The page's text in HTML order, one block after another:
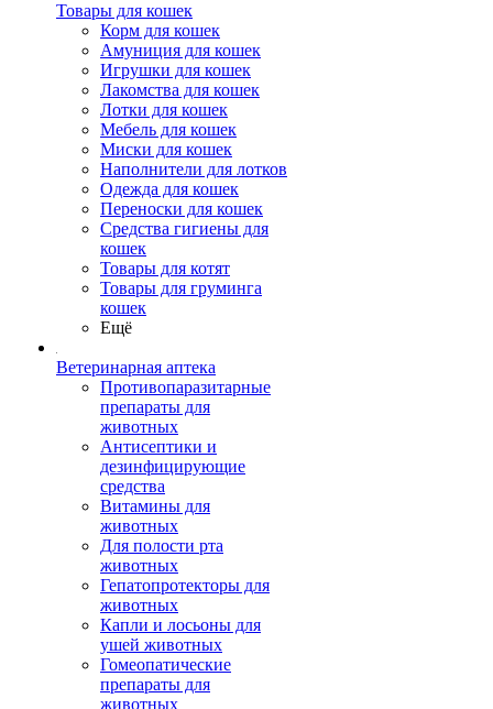
Товары для кошек
Корм для кошек
Амуниция для кошек
Игрушки для кошек
Лакомства для кошек
Лотки для кошек
Мебель для кошек
Миски для кошек
Наполнители для лотков
Одежда для кошек
Переноски для кошек
Средства гигиены для
кошек
Товары для котят
Товары для груминга
кошек
Ещё
Ветеринарная аптека
Противопаразитарные
препараты для
животных
Антисептики и
дезинфицирующие
средства
Витамины для
животных
Для полости рта
животных
Гепатопротекторы для
животных
Капли и лосьоны для
ушей животных
Гомеопатические
препараты для
животных